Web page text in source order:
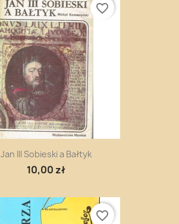
Jan III Sobieski a Bałtyk
10,00 zł
favorite_border
favorite_border